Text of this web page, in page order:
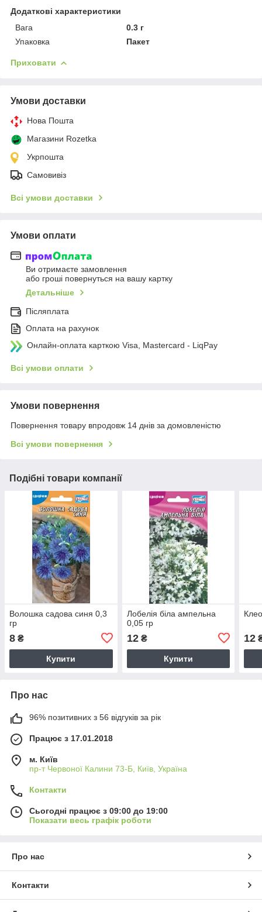
Додаткові характеристики
Вага
0.3 г
Упаковка
Пакет
Приховати
Умови доставки
Нова Пошта
Магазини Rozetka
Укрпошта
Самовивіз
Всі умови доставки
Умови оплати
Ви отримаєте замовлення
або гроші повернуться на вашу картку
Детальніше
Післяплата
Оплата на рахунок
Онлайн-оплата карткою Visa, Mastercard - LiqPay
Всі умови оплати
Умови повернення
Повернення товару впродовж 14 днів за домовленістю
Всі умови повернення
Подібні товари компанії
Волошка садова синя 0,3
гр
8 ₴
Купити
Лобелія біла ампельна
0,05 гр
12₴
Купити
12
Про нас
96% позитивних з 56 відгуків за рік
Працює з 17.01.2018
м. Київ
пр-т Червоної Калини 73-Б, Київ, Україна
Контакти
Сьогодні працює з 09:00 до 19:00
Показати весь графік роботи
Про нас
Контакти